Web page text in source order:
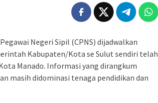
Negeri Sipil (CPNS) dijadwalkan
Kabupaten/Kota se Sulut sendiri telah
Manado. Informasi yang dirangkum
masih didominasi tenaga pendidikan dan